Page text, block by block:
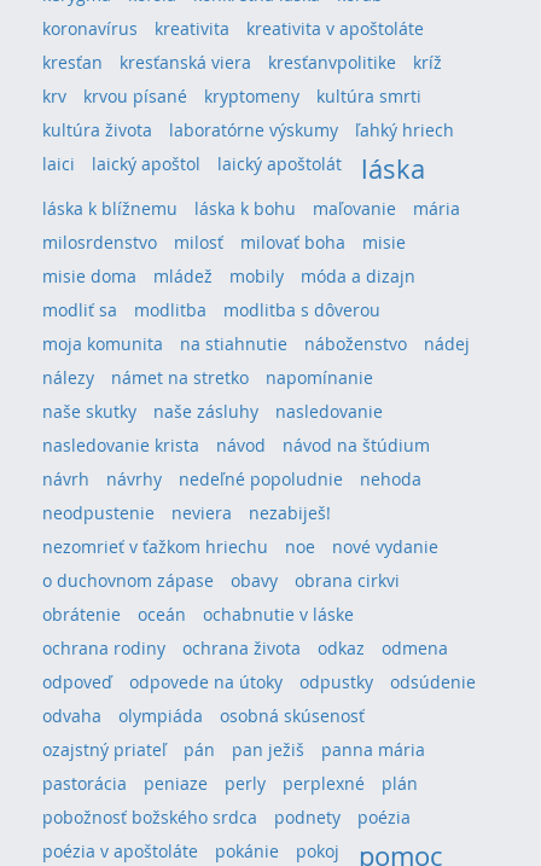
koronavírus
kreativita
kreativita v apoštoláte
kresťan
kresťanská viera kresťanvpolitike
kríž
krv
krvou písané kryptomeny
kultúra smrti
kultúra života
laboratórne výskumy
ľahký hriech
laici
laický apoštol laický apoštolát láska
láska k blížnemu láska k bohu maľovanie
mária
milosrdenstvo
milosť milovať boha
misie
misie doma
mládež mobily
móda a dizajn
modliť sa
modlitba
modlitba s dôverou
moja komunita
na stiahnutie náboženstvo
nádej
nálezy
námet na stretko
napomínanie
naše skutky
naše zásluhy
nasledovanie
nasledovanie krista
návod
návod na štúdium
návrh
návrhy nedeľné popoludnie
nehoda
neodpustenie
neviera
nezabiješ!
nezomrieť v ťažkom hriechu
noe
nové vydanie
o duchovnom zápase
obavy
obrana cirkvi
obrátenie
oceán
ochabnutie v láske
ochrana rodiny
ochrana života odkaz
odmena
odpoveď
odpovede na útoky odpustky
odsúdenie
odvaha
olympiáda
osobná skúsenosť
ozajstný priateľ
pán pan ježiš
panna mária
pastorácia
peniaze perly perplexné
plán
pobožnosť božského srdca
podnety
poézia
poézia v apoštoláte
pokánie pokoj pomoc